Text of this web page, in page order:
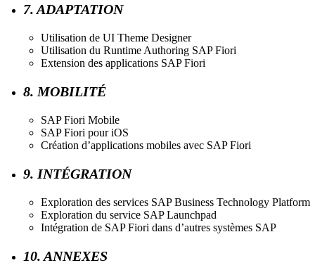
7. ADAPTATION
Utilisation de UI Theme Designer
Utilisation du Runtime Authoring SAP Fiori
Extension des applications SAP Fiori
8. MOBILITÉ
SAP Fiori Mobile
SAP Fiori pour iOS
Création d’applications mobiles avec SAP Fiori
9. INTÉGRATION
Exploration des services SAP Business Technology Platform
Exploration du service SAP Launchpad
Intégration de SAP Fiori dans d’autres systèmes SAP
10. ANNEXES